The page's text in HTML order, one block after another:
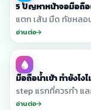
5 ปัญหาหน้าจอมือถื
แตก เส้น มืด ทัชหล
อ่านต่อ
มือถือน้ำเข้า ทำยังไง
step แรกที่ควรทำ แ
อ่านต่อ